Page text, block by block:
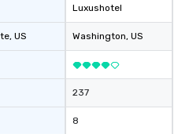
, US
Luxushotel
Washington, US
237
8